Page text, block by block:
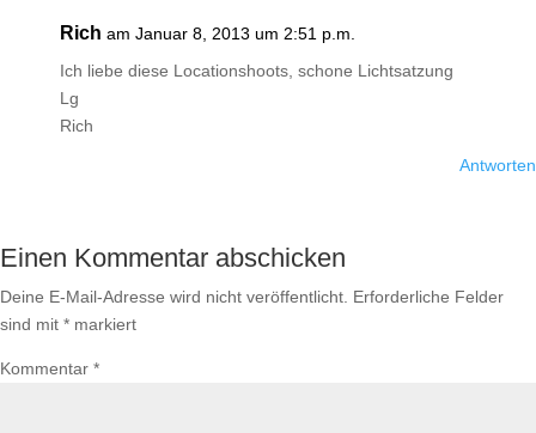
Rich am Januar 8, 2013 um 2:51 p.m.
Ich liebe diese Locationshoots, schone Lichtsatzung
Lg
Rich
Antworten
Einen Kommentar abschicken
Deine E-Mail-Adresse wird nicht veröffentlicht. Erforderliche Felder
sind mit * markiert
Kommentar *